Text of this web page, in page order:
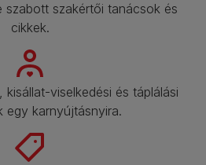
szabott szakértői tanácsok és
cikkek.​
viselkedési és táplálási
egy karnyújtásnyira.​